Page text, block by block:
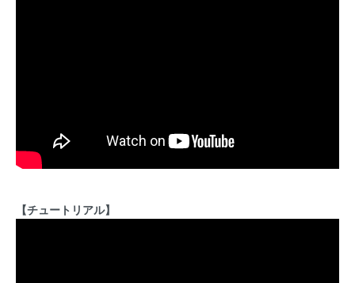
【チュートリアル】